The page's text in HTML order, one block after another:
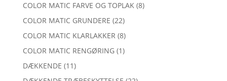
COLOR MATIC FARVE OG TOPLAK (8)
COLOR MATIC GRUNDERE (22)
COLOR MATIC KLARLAKKER (8)
COLOR MATIC RENGØRING (1)
DÆKKENDE (11)